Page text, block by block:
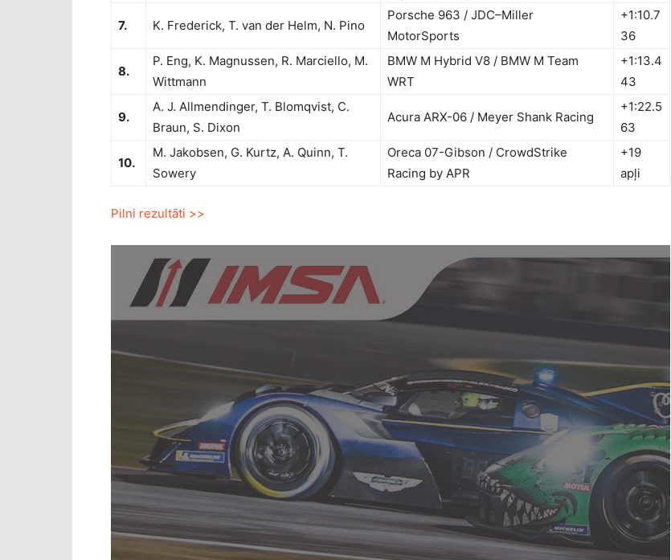
7. K. Frederick, T. van der Helm, N. Pino
Porsche 963 / JDC–Miller
MotorSports
+1:10.7
36
8.
P. Eng, K. Magnussen, R. Marciello, M.
Wittmann
BMW M Hybrid V8 / BMW M Team
WRT
+1:13.4
43
9.
A. J. Allmendinger, T. Blomqvist, C.
Braun, S. Dixon
Acura ARX-06 / Meyer Shank Racing
+1:22.5
63
10.
M. Jakobsen, G. Kurtz, A. Quinn, T.
Sowery
Oreca 07-Gibson / CrowdStrike
Racing by APR
+19
apļi
Pilni rezultāti >>